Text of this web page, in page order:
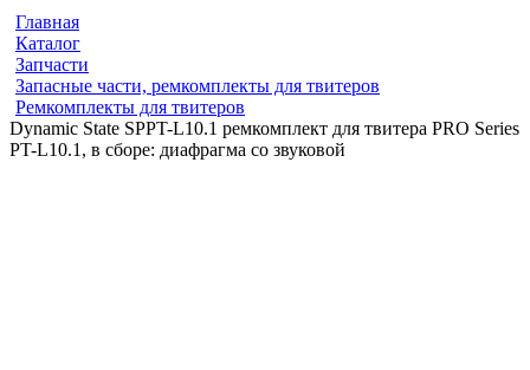
Главная
Каталог
Запчасти
Запасные части, ремкомплекты для твитеров
Ремкомплекты для твитеров
Dynamic State SPPT-L10.1 ремкомплект для твитера PRO Series
PT-L10.1, в сборе: диафрагма со звуковой